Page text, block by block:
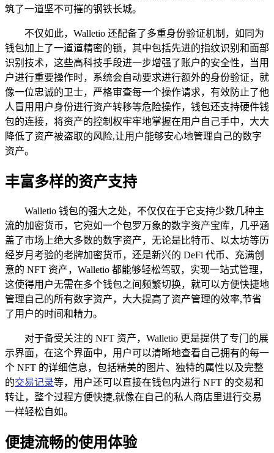
筑了一道坚不可摧的钢铁长城。
不仅如此，Walletio 还配备了多重身份验证机制，如同为
钱包加上了一道道精密的锁，其中包括先进的指纹识别和面部
识别技术，这些高科技手段进一步增强了账户的安全性，当用
户进行重要操作时，系统会自动要求进行额外的身份验证，就
像一位忠诚的卫士，严格审查每一个操作请求，有效防止了他
人冒用用户身份进行资产转移等危险操作，钱包还支持硬件钱
包的连接，将资产的控制权牢牢地掌握在用户自己手中，大大
降低了资产被盗取的风险,让用户能够安心地管理自己的数字
资产。
丰富多样的资产支持
Walletio 钱包的强大之处，不仅仅在于它支持少数几种主
流的加密货币，它宛如一个包罗万象的数字资产宝库，几乎涵
盖了市场上绝大多数的数字资产，无论是比特币、以太坊等历
经岁月考验的老牌加密货币，还是新兴的 DeFi 代币、充满创
意的 NFT 资产，Walletio 都能够轻松驾驭，实现一站式管理，
这使得用户无需在多个钱包之间频繁切换，就可以方便快捷地
管理自己的所有数字资产，大大提高了资产管理的效率,节省
了用户的时间和精力。
对于备受关注的 NFT 资产，Walletio 更是提供了专门的展
示界面，在这个界面中，用户可以清晰地查看自己拥有的每一
个 NFT 的详细信息，包括精美的图片、独特的属性以及完整
的交易记录等，用户还可以直接在钱包内进行 NFT 的交易和
转让，整个过程方便快捷,就像在自己的私人商店里进行交易
一样轻松自如。
便捷流畅的使用体验